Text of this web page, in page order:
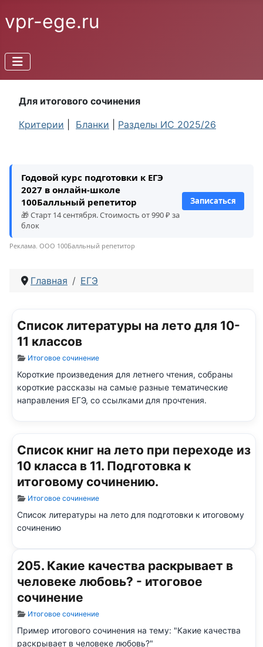
vpr-ege.ru
Для итогового сочинения
Критерии
Бланки Разделы ИС 2025/26
Годовой курс подготовки к ЕГЭ
2027 в онлайн-школе
100Балльный репетитор
🎁 Старт 14 сентября. Стоимость от 990 ₽ за
блок
Записаться
Реклама. ООО 100Балльный репетитор
Главная ЕГЭ
Список литературы на лето для 10-
11 классов
Информация о материале
Итоговое сочинение
Короткие произведения для летнего чтения, собраны
короткие рассказы на самые разные тематические
направления ЕГЭ, со ссылками для прочтения.
Список книг на лето при переходе из
10 класса в 11. Подготовка к
итоговому сочинению.
Информация о материале
Итоговое сочинение
Список литературы на лето для подготовки к итоговому
сочинению
205. Какие качества раскрывает в
человеке любовь? - итоговое
сочинение
Информация о материале
Итоговое сочинение
Пример итогового сочинения на тему: "Какие качества
раскрывает в человеке любовь?"